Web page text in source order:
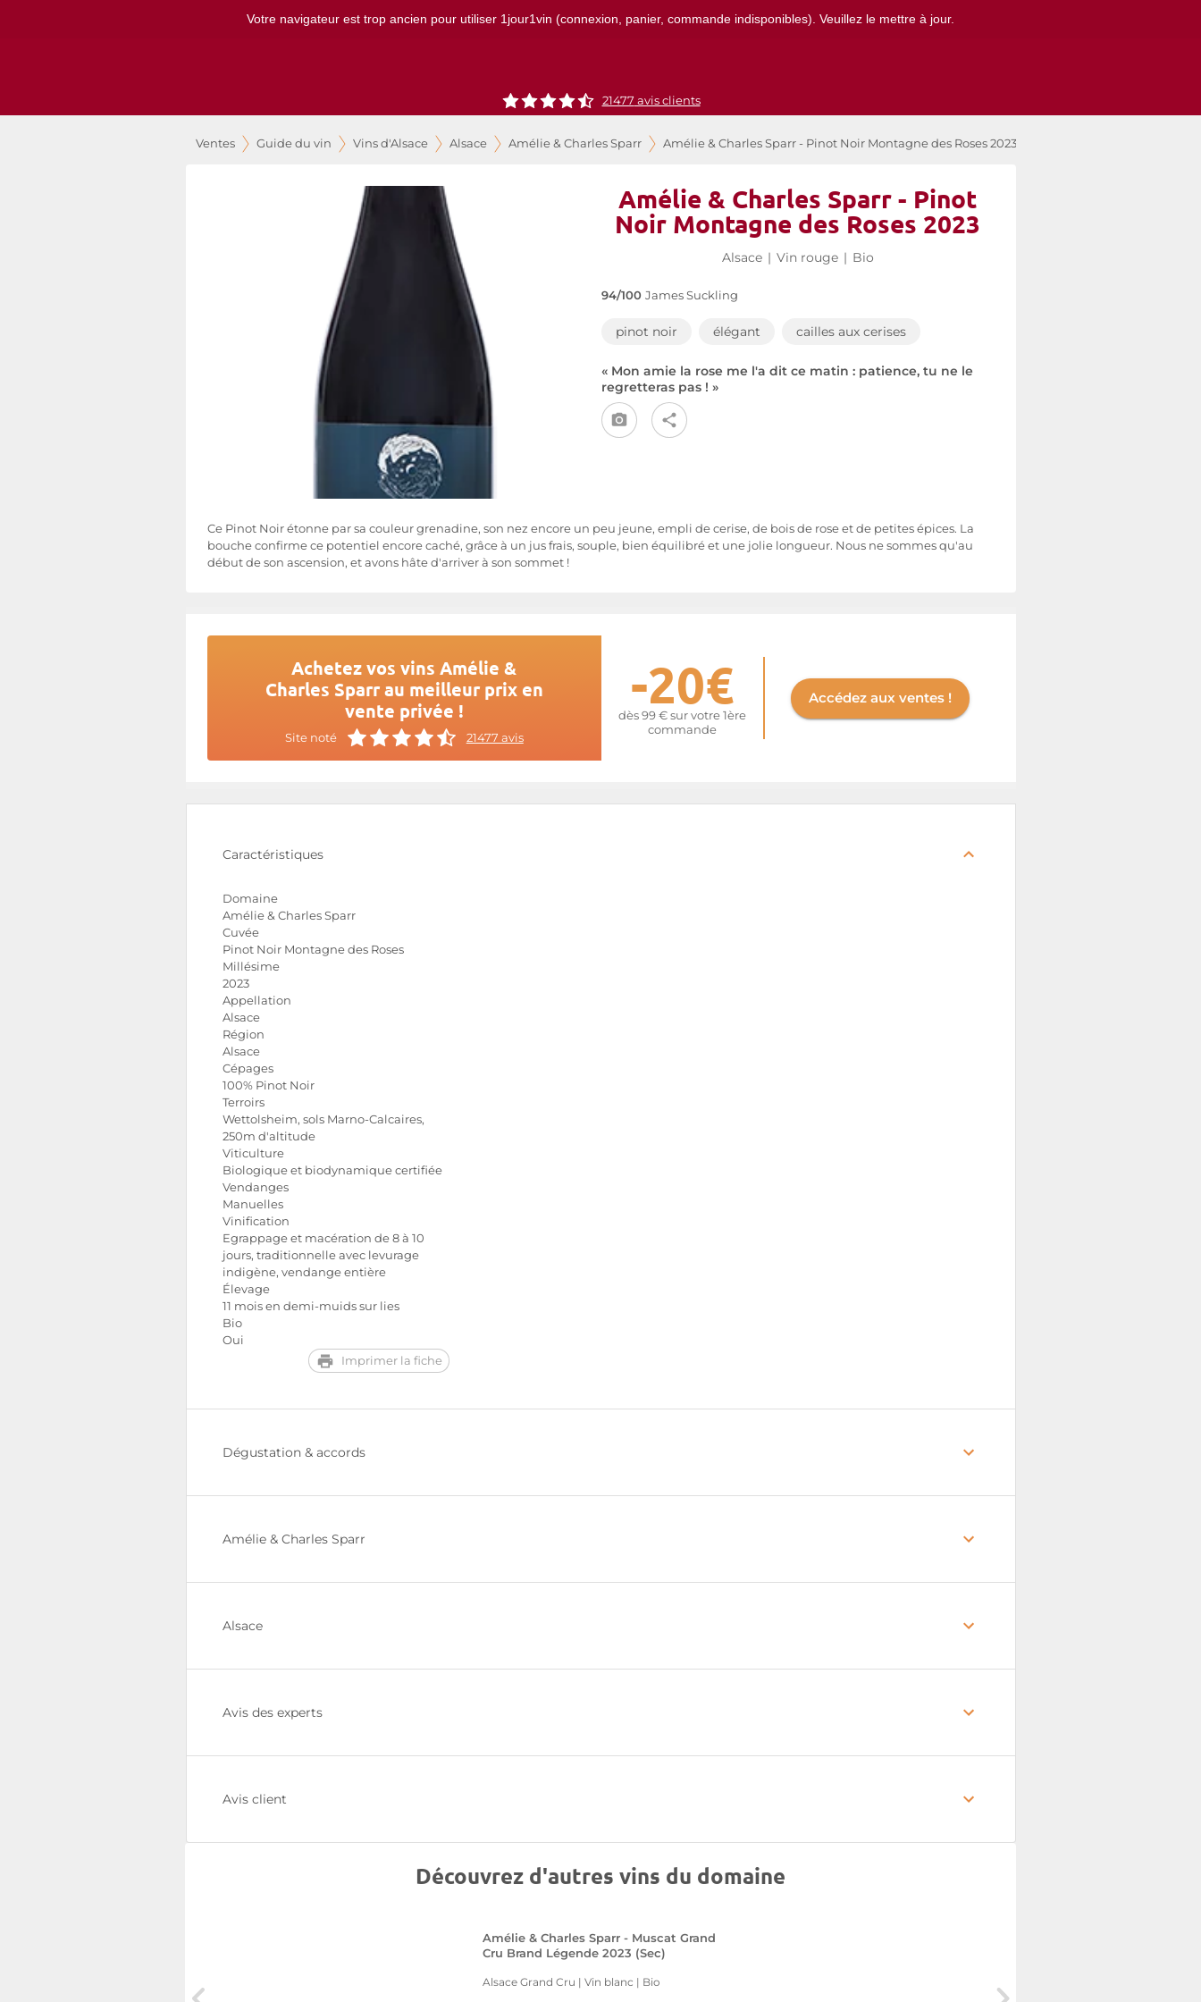
Votre navigateur est trop ancien pour utiliser 1jour1vin (connexion, panier, commande indisponibles). Veuillez le mettre à jour.
21477 avis clients
Ventes Guide du vin Vins d'Alsace Alsace Amélie & Charles Sparr Amélie & Charles Sparr - Pinot Noir Montagne des Roses 2023
Amélie & Charles Sparr - Pinot
Noir Montagne des Roses 2023
Alsace | Vin rouge | Bio
94/100 James Suckling
pinot noir élégant cailles aux cerises
« Mon amie la rose me l'a dit ce matin : patience, tu ne le
regretteras pas ! »
Ce Pinot Noir étonne par sa couleur grenadine, son nez encore un peu jeune, empli de cerise, de bois de rose et de petites épices. La
bouche confirme ce potentiel encore caché, grâce à un jus frais, souple, bien équilibré et une jolie longueur. Nous ne sommes qu'au
début de son ascension, et avons hâte d'arriver à son sommet !
Achetez vos vins Amélie &
Charles Sparr au meilleur prix en
vente privée !
Site noté 21477 avis
-20€
dès 99 € sur votre 1ère
commande
Accédez aux ventes !
Caractéristiques
Domaine
Amélie & Charles Sparr
Cuvée
Pinot Noir Montagne des Roses
Millésime
2023
Appellation
Alsace
Région
Alsace
Cépages
100% Pinot Noir
Terroirs
Wettolsheim, sols Marno-Calcaires,
250m d'altitude
Viticulture
Biologique et biodynamique certifiée
Vendanges
Manuelles
Vinification
Egrappage et macération de 8 à 10
jours, traditionnelle avec levurage
indigène, vendange entière
Élevage
11 mois en demi-muids sur lies
Bio
Oui
Imprimer la fiche
Dégustation & accords
Amélie & Charles Sparr
Alsace
Avis des experts
Avis client
Découvrez d'autres vins du domaine
Amélie & Charles Sparr - Muscat Grand
Cru Brand Légende 2023 (Sec)
Alsace Grand Cru | Vin blanc | Bio